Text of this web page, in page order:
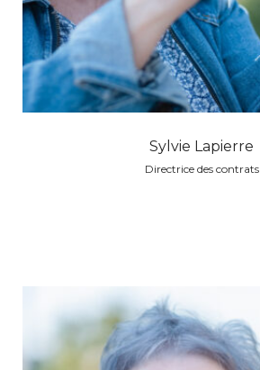
Sylvie Lapierre
Directrice des contrats